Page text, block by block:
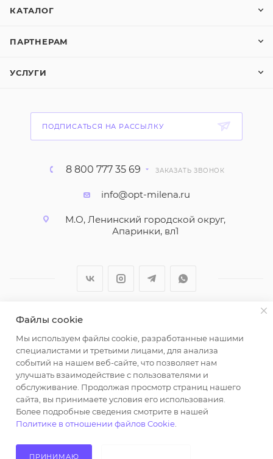
КАТАЛОГ
ПАРТНЕРАМ
УСЛУГИ
ПОДПИСАТЬСЯ НА РАССЫЛКУ
8 800 777 35 69 ЗАКАЗАТЬ ЗВОНОК
info@opt-milena.ru
М.О, Ленинский городской округ,
Апаринки, вл1
2026 © ООО "Вайт Текстиль групп"
Любая информация на сайте носит справочный
характер и не является публичной офертой
определяемой положениями пункта 2 статьи 437
Гражданского кодекса Российской Федерации.
Использование любых материалов, опубликованных
на https://opt-milena.ru, допустимо только при
наличии письменного разрешения редакции и
активной ссылки на https://opt-milena.ru
Файлы cookie
Мы используем файлы cookie, разработанные нашими
специалистами и третьими лицами, для анализа
событий на нашем веб-сайте, что позволяет нам
улучшать взаимодействие с пользователями и
обслуживание. Продолжая просмотр страниц нашего
сайта, вы принимаете условия его использования.
Более подробные сведения смотрите в нашей
Политике в отношении файлов Cookie
ПРИНИМАЮ